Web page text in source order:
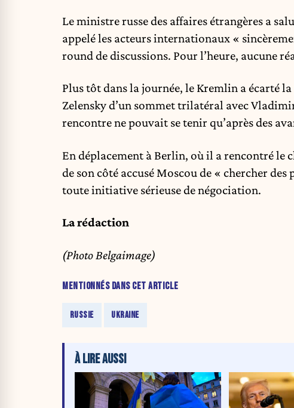
Le ministre russe des affaires étrangères a
appelé les acteurs internationaux «
round de discussions. Pour l’heure, aucune
Plus tôt dans la journée, le Kremlin a écarté
Zelensky d’un sommet trilatéral avec
rencontre ne pouvait se tenir qu’après des
En déplacement à Berlin, où il a rencontré le
de son côté accusé Moscou de « chercher
toute initiative sérieuse de négociation.
La rédaction
(Photo Belgaimage)
MENTIONNÉS DANS CET ARTICLE
RUSSIE UKRAINE
À LIRE AUSSI